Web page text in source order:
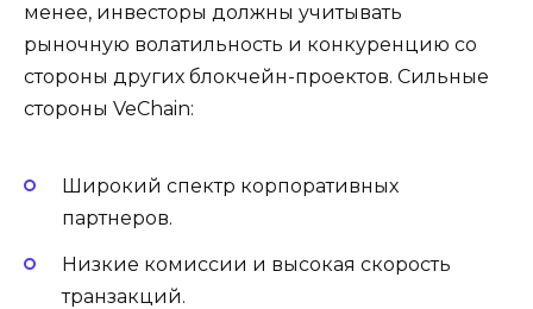
менее, инвесторы должны учитывать
рыночную волатильность и конкуренцию со
стороны других блокчейн-проектов. Сильные
стороны VeChain:
Широкий спектр корпоративных
партнеров.
Низкие комиссии и высокая скорость
транзакций.